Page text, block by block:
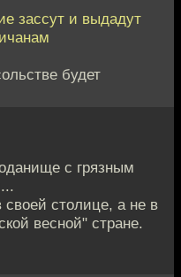
зассут и выдадут
будет
с грязным
столице, а не в
весной" стране.